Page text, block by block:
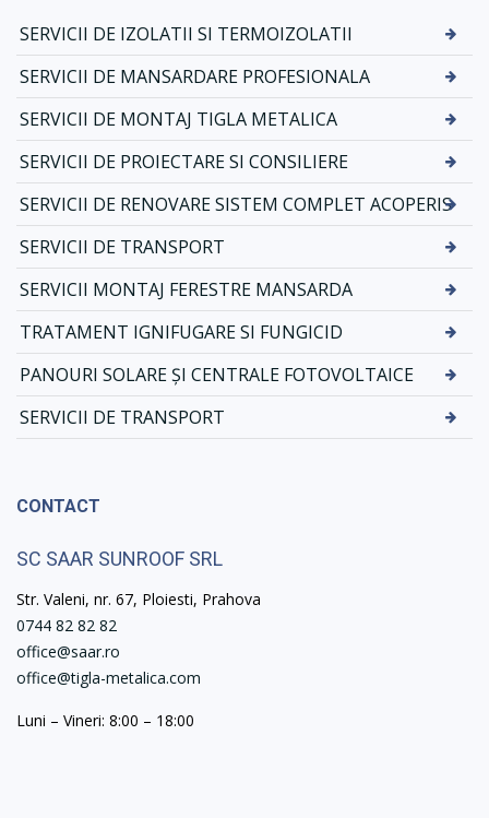
SERVICII DE IZOLATII SI TERMOIZOLATII
SERVICII DE MANSARDARE PROFESIONALA
SERVICII DE MONTAJ TIGLA METALICA
SERVICII DE PROIECTARE SI CONSILIERE
SERVICII DE RENOVARE SISTEM COMPLET ACOPERIS
SERVICII DE TRANSPORT
SERVICII MONTAJ FERESTRE MANSARDA
TRATAMENT IGNIFUGARE SI FUNGICID
PANOURI SOLARE ȘI CENTRALE FOTOVOLTAICE
SERVICII DE TRANSPORT
CONTACT
SC SAAR SUNROOF SRL
Str. Valeni, nr. 67, Ploiesti, Prahova
0744 82 82 82
office@saar.ro
office@tigla-metalica.com
Luni – Vineri: 8:00 – 18:00